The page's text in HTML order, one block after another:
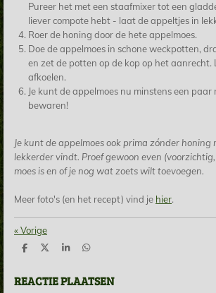
Pureer het met een staafmixer tot een
liever compote hebt - laat de appeltjes in
Roer de honing door de hete appelmoes.
Doe de appelmoes in schone weckpotten,
en zet de potten op de kop op het aanrecht.
afkoelen.
Je kunt de appelmoes nu minstens een
bewaren!
Je kunt de appelmoes ook prima zónder honing
lekkerder vindt. Proef gewoon even
moes is en of je nog wat zoets wilt toevoegen.
Meer foto's (en het recept) vind je hier.
«Vorige
D
e
n
D
l
S
r
e
D
e
n
REACTIE PLAATSEN